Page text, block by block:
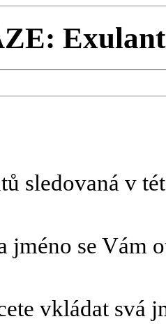
sledovaná v
jméno se Vám
vkládat svá